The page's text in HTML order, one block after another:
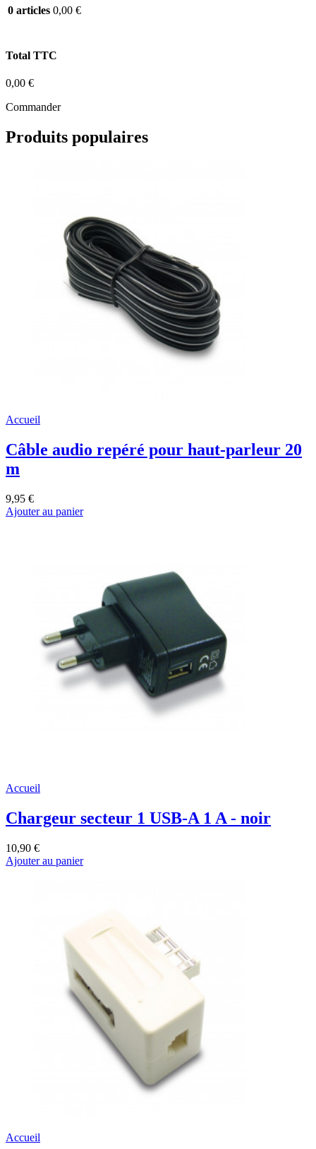
0 articles 0,00 €
Total TTC
0,00 €
Commander
Produits populaires
Accueil
Câble audio repéré pour haut-parleur 20
m
9,95 €
Ajouter au panier
Accueil
Chargeur secteur 1 USB-A 1 A - noir
10,90 €
Ajouter au panier
Accueil